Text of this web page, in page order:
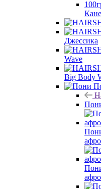
Джессика
Wave
Big Body